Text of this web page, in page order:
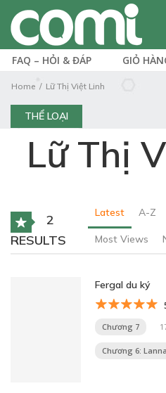
FAQ – HỎI & ĐÁP GIỎ
Home Lữ Thị Việt Linh
THỂ LOẠI
Lữ Thị
2
RESULTS
Latest A-Z
Most Views
Fergal du ký
Chương 7
Chương 6: Lanna